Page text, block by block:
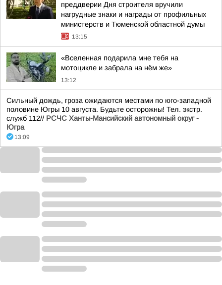
преддверии Дня строителя вручили
нагрудные знаки и награды от профильных
министерств и Тюменской областной думы
13:15
«Вселенная подарила мне тебя на
мотоцикле и забрала на нём же»
13:12
Сильный дождь, гроза ожидаются местами по юго-западной
половине Югры 10 августа. Будьте осторожны! Тел. экстр.
служб 112// РСЧС Ханты-Мансийский автономный округ -
Югра
13:09